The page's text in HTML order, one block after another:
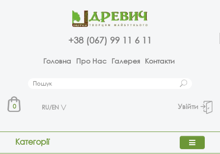
+38 (067) 99 11 6 11
Головна Про Нас Галерея Контакти
0 RU/EN Увійти
Категорії